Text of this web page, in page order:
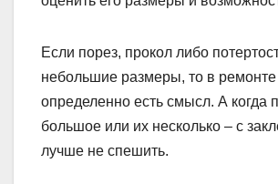
Если порез, прокол либо
небольшие размеры, то в ремонте
определенно есть смысл. А когда
большое или их несколько – с
лучше не спешить.